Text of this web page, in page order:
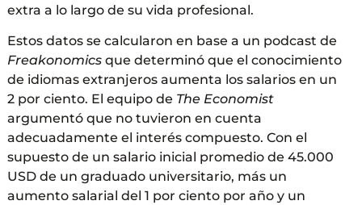
extra a lo largo de su vida profesional.
Estos datos se calcularon en base a un podcast de
Freakonomicsque determinó que el conocimiento
de idiomas extranjeros aumenta los salarios en un
2 por ciento. El equipo de The Economist
argumentó que no tuvieron en cuenta
adecuadamente el interés compuesto. Con el
supuesto de un salario inicial promedio de 45.000
USD de un graduado universitario, más un
aumento salarial del 1 por ciento por año y un